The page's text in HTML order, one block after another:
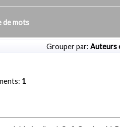
de mots
Grouper par: Auteurs
1